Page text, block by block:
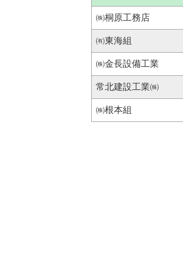
㈱桐原工務店
㈲東海組
㈱金長設備工業
常北建設工業㈱
㈱根本組